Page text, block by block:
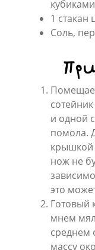
1 стакан
Соль,
и одной
помола.
крышкой
нож не
это
Готовый
мнем
среднем
массу